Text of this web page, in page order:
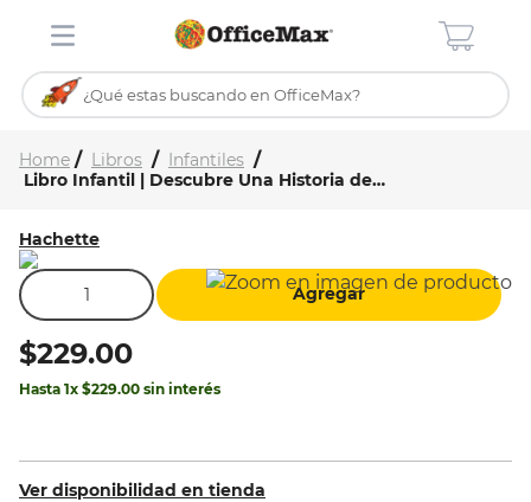
¿Qué estas buscando en OfficeMax?
Inicio Tienda
Libros
Infantiles
Libro Infantil | Descubre Una Historia de Amor
Hachette
Agregar
$229.00
Hasta 1x $229.00 sin interés
Ver disponibilidad en tienda
TÉRMINOS MÁS BUSCADOS
.
ojo turco
2.
toy story
3.
stitch
4.
flores
5.
stuk
6.
mochilas
8
carpeta